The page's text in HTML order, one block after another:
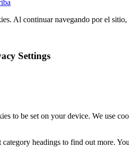
Al continuar navegando por el sitio,
Settings
to be set on your device. We use
headings to find out more.